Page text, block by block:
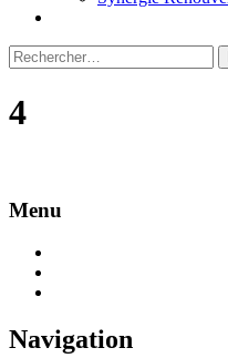
Rechercher :
4
Menu
Navigation